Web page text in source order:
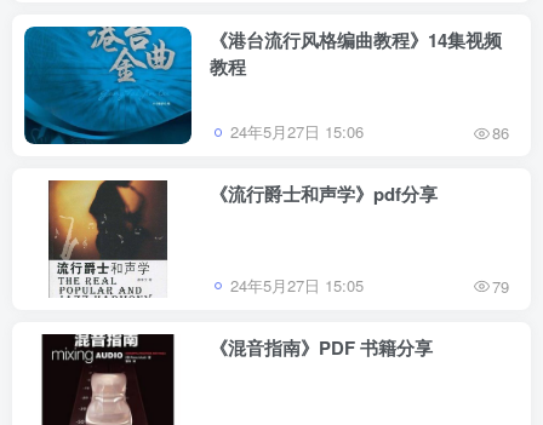
《港台流行风格编曲教程》14集视频
教程
24年5月27日 15:06 86
《流行爵士和声学》pdf分享
24年5月27日 15:05 79
《混音指南》PDF 书籍分享